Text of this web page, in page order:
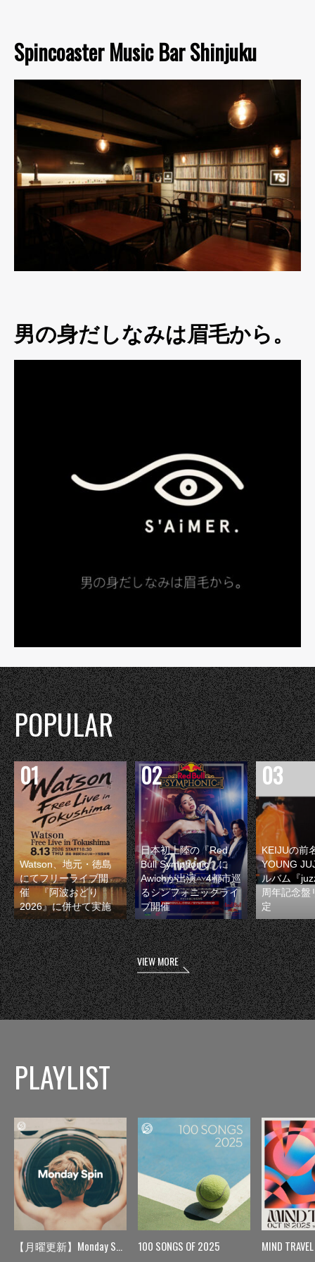
Spincoaster Music Bar Shinjuku
男の身だしなみは眉毛から。
POPULAR
Watson、地元・徳島
にてフリーライブ開
催 『阿波おどり
2026』に併せて実施
日本初上陸の『Red
Bull Symphonic』に
Awichが出演 4都市巡
るシンフォニックライ
ブ開催
KEIJUの前
YOUNG
ルバム『
周年記念盤
定
VIEW MORE
PLAYLIST
【月曜更新】Monday Spin 100 SONGS OF 2025 MIND TRAVEL